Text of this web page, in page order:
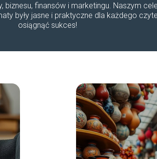
biznesu, finansów i marketingu. Naszym
były jasne i praktyczne dla każdego
osiągnąć sukces!